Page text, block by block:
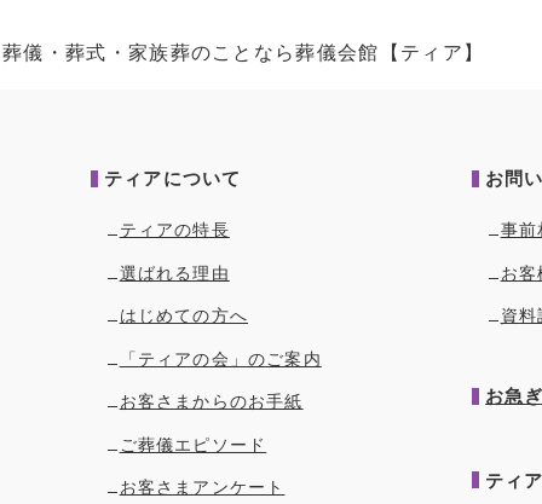
儀・葬式・家族葬のことなら葬儀会館【ティア】
ティアについて
ティアの特長
選ばれる理由
はじめての方へ
「ティアの会」のご案内
お客さまからのお手紙
ご葬儀エピソード
お客さまアンケート
お問
事前
お
資料
お急
ティ